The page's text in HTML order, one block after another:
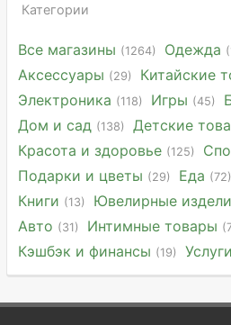
Категории
Все магазины (1264) Одежда
Аксессуары (29) Китайские
Электроника (118) Игры (45)
Дом и сад (138) Детские
Красота и здоровье (125)
Подарки и цветы (29) Еда (72)
Книги (13) Ювелирные
Авто (31) Интимные товары
Кэшбэк и финансы (19) Услуги